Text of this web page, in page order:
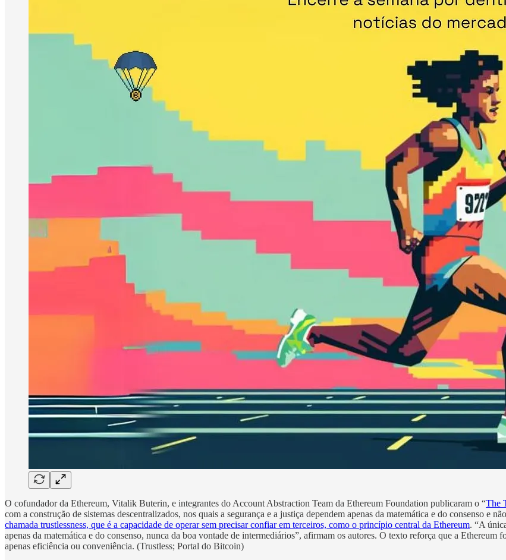
O cofundador da Ethereum, Vitalik Buterin, e integrantes do Account Abstraction Team da Ethereum Foundation publicaram o “The
com a construção de sistemas descentralizados, nos quais a segurança e a justiça dependem apenas da matemática e do consenso e
chamada trustlessness, que é a capacidade de operar sem precisar confiar em terceiros, como o princípio central da Ethereum. “A
apenas da matemática e do consenso, nunca da boa vontade de intermediários”, afirmam os autores. O texto reforça que a
apenas eficiência ou conveniência. (Trustless; Portal do Bitcoin)